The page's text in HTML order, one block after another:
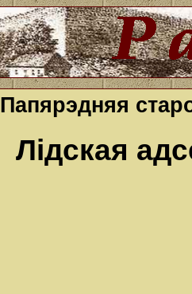
Папярэдняя
Лідская